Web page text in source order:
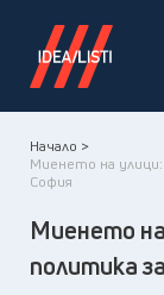
Начало >
Миенето на улици:
София
Миенето
политика